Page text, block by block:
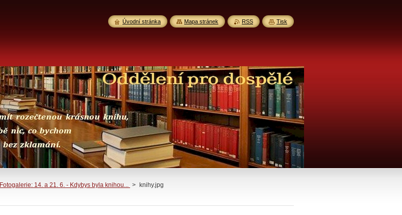
Fotogalerie: 14. a 21. 6. - Kdybys byla knihou... > knihy.jpg
Úvodní stránka Mapa stránek RSS Tisk